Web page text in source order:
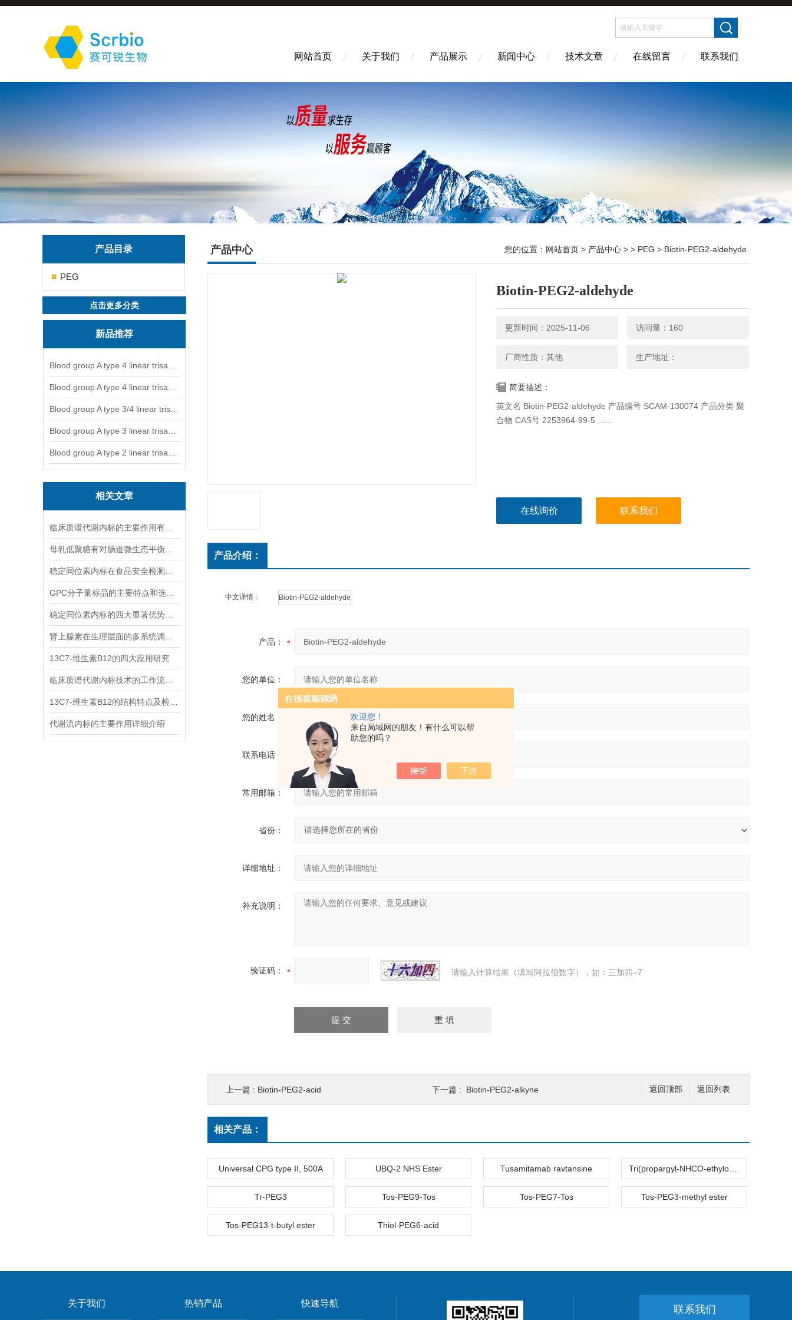
欢迎您！
来自局域网的朋友！有什么可以帮
助您的吗？
网站首页 关于我们 产品展示 新闻中心 技术文章 在线留言 联系我们
产品目录
PEG
点击更多分类
新品推荐
相关文章
13C7-维生素B12的四大应用研究
代谢流内标的主要作用详细介绍
产品中心 您的位置： 网站首页 > 产品中心 > > PEG > Biotin-PEG2-aldehyde
Biotin-PEG2-aldehyde
更新时间：2025-11-06 访问量：160
厂商性质：其他 生产地址：
简要描述：
英文名 Biotin-PEG2-aldehyde 产品编号 SCAM-130074 产品分类 聚
合物 CAS号 2253964-99-5 ......
在线询价 联系我们
产品介绍：
中文详情： Biotin-PEG2-aldehyde
产品：
您的单位：
您的姓名：
联系电话：
常用邮箱：
省份：
详细地址：
补充说明：
验证码： 请输入计算结果（填写阿拉伯数字），如：三加四=7
返回列表
返回顶部
上一篇 : Biotin-PEG2-acid 下一篇 : Biotin-PEG2-alkyne
相关产品：
Universal CPG type II, 500A UBQ-2 NHS Ester Tusamitamab ravtansine
Tr-PEG3 Tos-PEG9-Tos Tos-PEG7-Tos Tos-PEG3-methyl ester
Tos-PEG13-t-butyl ester Thiol-PEG6-acid
关于我们 热销产品 快速导航
联系我们